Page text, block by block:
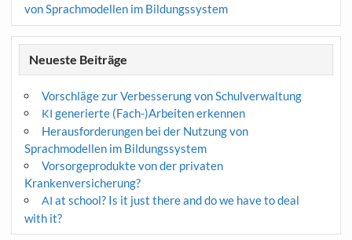
von Sprachmodellen im Bildungssystem
Neueste Beiträge
Vorschläge zur Verbesserung von Schulverwaltung
KI generierte (Fach-)Arbeiten erkennen
Herausforderungen bei der Nutzung von
Sprachmodellen im Bildungssystem
Vorsorgeprodukte von der privaten
Krankenversicherung?
AI at school? Is it just there and do we have to deal
with it?